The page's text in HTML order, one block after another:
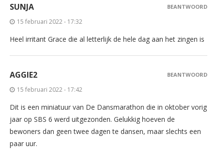
SUNJA
15 februari 2022 - 17:32
Heel irritant Grace die al letterlijk de hele dag aan het zingen is
BEANTWOORD
AGGIE2
15 februari 2022 - 17:42
Dit is een miniatuur van De Dansmarathon die in oktober vorig
jaar op SBS 6 werd uitgezonden. Gelukkig hoeven de
bewoners dan geen twee dagen te dansen, maar slechts een
paar uur.
BEANTWOORD